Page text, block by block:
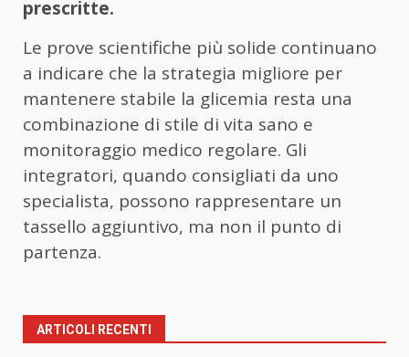
prescritte.
Le prove scientifiche più solide continuano
a indicare che la strategia migliore per
mantenere stabile la glicemia resta una
combinazione di stile di vita sano e
monitoraggio medico regolare. Gli
integratori, quando consigliati da uno
specialista, possono rappresentare un
tassello aggiuntivo, ma non il punto di
partenza.
ARTICOLI RECENTI